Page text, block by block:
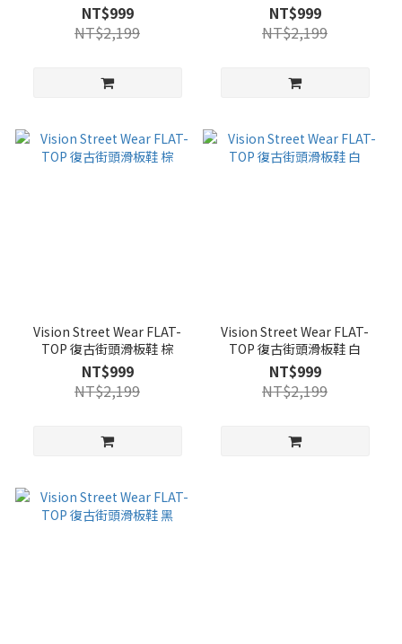
NT$999
NT$2,199
NT$999
NT$2,199
Vision Street Wear FLAT-
TOP 復古街頭滑板鞋 棕
NT$999
NT$2,199
Vision Street Wear FLAT-
TOP 復古街頭滑板鞋 白
NT$999
NT$2,199